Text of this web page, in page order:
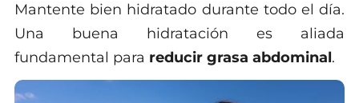
Mantente bien hidratado durante todo el día.
Una buena hidratación es aliada
fundamental para reducir grasa abdominal.